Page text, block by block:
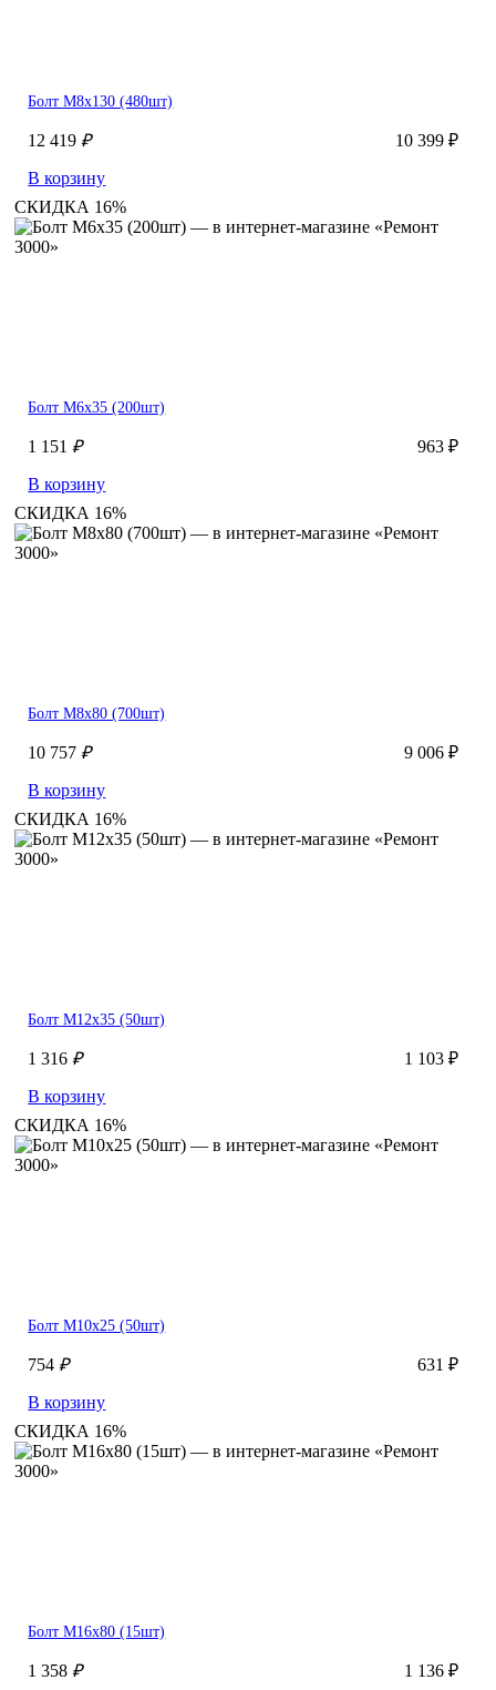
Болт М8х130 (480шт)
12 419₽
10 399 ₽
В корзину
СКИДКА 16%
Болт М6х35 (200шт)
1 151₽
963 ₽
В корзину
СКИДКА 16%
Болт М8х80 (700шт)
10 757₽
9 006 ₽
В корзину
СКИДКА 16%
Болт М12х35 (50шт)
1 316₽
1 103 ₽
В корзину
СКИДКА 16%
Болт М10х25 (50шт)
754₽
631 ₽
В корзину
СКИДКА 16%
Болт М16х80 (15шт)
1 358₽
1 136 ₽